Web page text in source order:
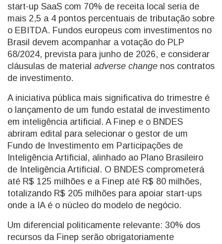
start-up SaaS com 70% de receita local seria de
mais 2,5 a 4 pontos percentuais de tributação sobre
o EBITDA. Fundos europeus com investimentos no
Brasil devem acompanhar a votação do PLP
68/2024, prevista para junho de 2026, e considerar
cláusulas de material adverse change nos contratos
de investimento.
A iniciativa pública mais significativa do trimestre é
o lançamento de um fundo estatal de investimento
em inteligência artificial. A Finep e o BNDES
abriram edital para selecionar o gestor de um
Fundo de Investimento em Participações de
Inteligência Artificial, alinhado ao Plano Brasileiro
de Inteligência Artificial. O BNDES comprometerá
até R$ 125 milhões e a Finep até R$ 80 milhões,
totalizando R$ 205 milhões para apoiar start-ups
onde a IA é o núcleo do modelo de negócio.
Um diferencial politicamente relevante: 30% dos
recursos da Finep serão obrigatoriamente